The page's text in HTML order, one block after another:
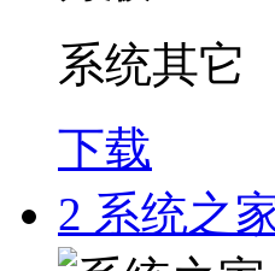
系统其它
下载
2 系统之